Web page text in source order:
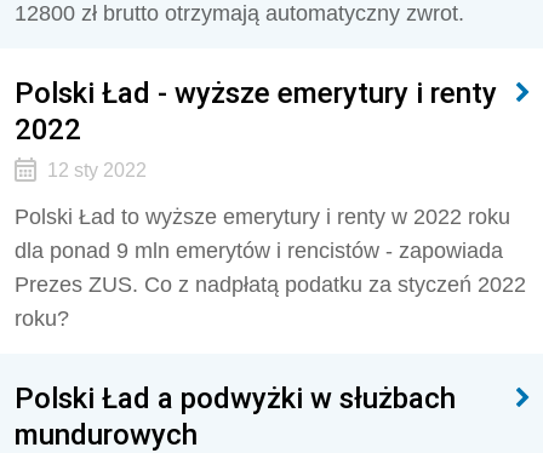
12800 zł brutto otrzymają automatyczny zwrot.
Polski Ład - wyższe emerytury i renty
2022
12 sty 2022
Polski Ład to wyższe emerytury i renty w 2022 roku
dla ponad 9 mln emerytów i rencistów - zapowiada
Prezes ZUS. Co z nadpłatą podatku za styczeń 2022
roku?
Polski Ład a podwyżki w służbach
mundurowych